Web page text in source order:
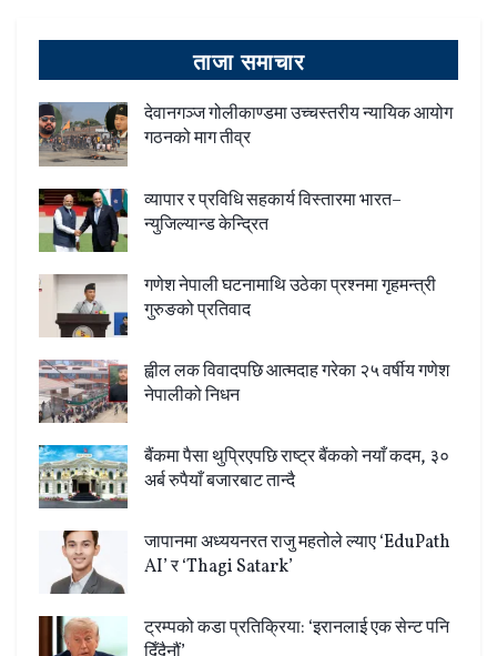
ताजा समाचार
देवानगञ्ज गोलीकाण्डमा उच्चस्तरीय न्यायिक आयोग
गठनको माग तीव्र
व्यापार र प्रविधि सहकार्य विस्तारमा भारत–
न्युजिल्यान्ड केन्द्रित
गणेश नेपाली घटनामाथि उठेका प्रश्नमा गृहमन्त्री
गुरुङको प्रतिवाद
ह्वील लक विवादपछि आत्मदाह गरेका २५ वर्षीय गणेश
नेपालीको निधन
बैंकमा पैसा थुप्रिएपछि राष्ट्र बैंकको नयाँ कदम, ३०
अर्ब रुपैयाँ बजारबाट तान्दै
जापानमा अध्ययनरत राजु महतोले ल्याए ‘EduPath
AI’ र ‘Thagi Satark’
ट्रम्पको कडा प्रतिक्रिया: ‘इरानलाई एक सेन्ट पनि